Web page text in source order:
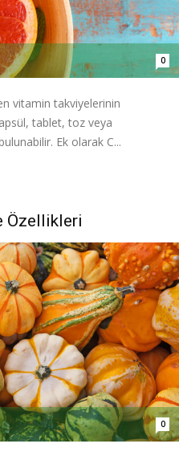
0
vitamin takviyelerinin
tablet, toz veya
Ek olarak C...
Özellikleri
0